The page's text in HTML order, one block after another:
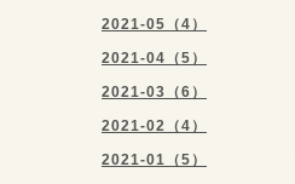
2021-05（4）
2021-04（5）
2021-03（6）
2021-02（4）
2021-01（5）